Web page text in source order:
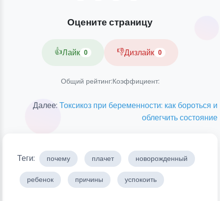
Оцените страницу
👍Лайк 0 👎Дизлайк 0
Общий рейтинг:Коэффициент:
Далее: Токсикоз при беременности: как бороться и
облегчить состояние
Теги: почему плачет новорожденный
ребенок причины успокоить